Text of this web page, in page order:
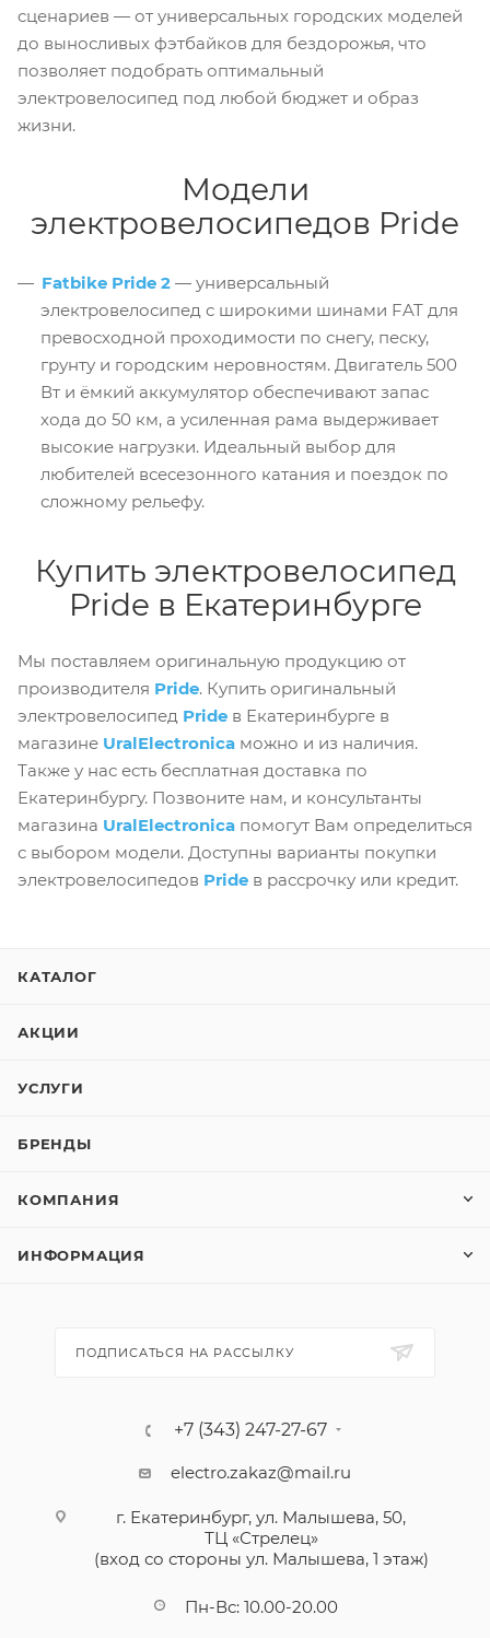
сценариев — от универсальных городских моделей
до выносливых фэтбайков для бездорожья, что
позволяет подобрать оптимальный
электровелосипед под любой бюджет и образ
жизни.
Модели
электровелосипедов Pride
Fatbike Pride 2 — универсальный
электровелосипед с широкими шинами FAT для
превосходной проходимости по снегу, песку,
грунту и городским неровностям. Двигатель 500
Вт и ёмкий аккумулятор обеспечивают запас
хода до 50 км, а усиленная рама выдерживает
высокие нагрузки. Идеальный выбор для
любителей всесезонного катания и поездок по
сложному рельефу.
Купить электровелосипед
Pride в Екатеринбурге
Мы поставляем оригинальную продукцию от
производителя Pride. Купить оригинальный
электровелосипед Pride в Екатеринбурге в
магазине UralElectronica можно и из наличия.
Также у нас есть бесплатная доставка по
Екатеринбургу. Позвоните нам, и консультанты
магазина UralElectronica помогут Вам определиться
с выбором модели. Доступны варианты покупки
электровелосипедов Pride в рассрочку или кредит.
КАТАЛОГ
АКЦИИ
УСЛУГИ
БРЕНДЫ
КОМПАНИЯ
ИНФОРМАЦИЯ
ПОДПИСАТЬСЯ НА РАССЫЛКУ
+7 (343) 247-27-67
electro.zakaz@mail.ru
г. Екатеринбург, ул. Малышева, 50,
ТЦ «Стрелец»
(вход со стороны ул. Малышева, 1 этаж)
Пн-Вс: 10.00-20.00